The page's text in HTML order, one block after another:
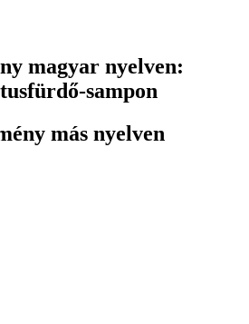
magyar nyelven:
sampon
más nyelven